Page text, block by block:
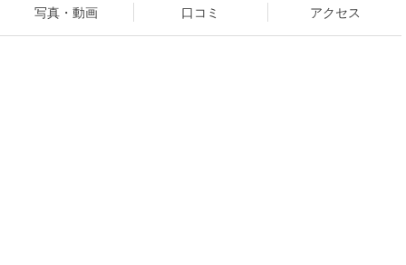
写真・動画 口コミ アクセス